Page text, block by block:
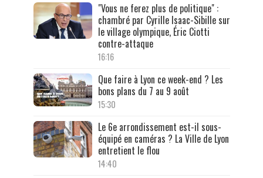
"Vous ne ferez plus de politique" :
chambré par Cyrille Isaac-Sibille sur
le village olympique, Éric Ciotti
contre-attaque
16:16
Que faire à Lyon ce week-end ? Les
bons plans du 7 au 9 août
15:30
Le 6e arrondissement est-il sous-
équipé en caméras ? La Ville de Lyon
entretient le flou
14:40